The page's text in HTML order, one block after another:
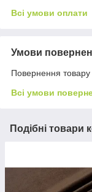
Всі умови оплати
Умови
Повернення
Всі умови
Подібні товари